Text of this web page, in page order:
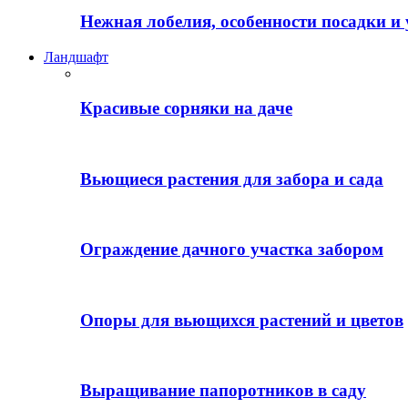
Нежная лобелия, особенности посадки и
Ландшафт
Красивые сорняки на даче
Вьющиеся растения для забора и сада
Ограждение дачного участка забором
Опоры для вьющихся растений и цветов
Выращивание папоротников в саду